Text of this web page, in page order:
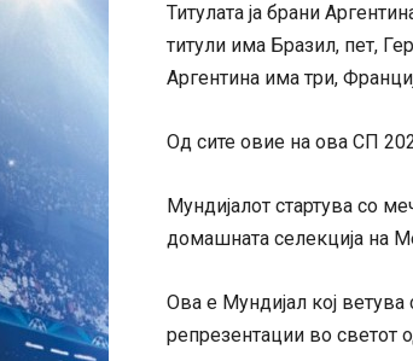
Титулата ја брани
титули има Бразил, пет,
Аргентина има три,
Од сите овие на ова СП
Мундијалот стартува со
домашната селекција на
Ова е Мундијал кој ветува
репрезентации во светот